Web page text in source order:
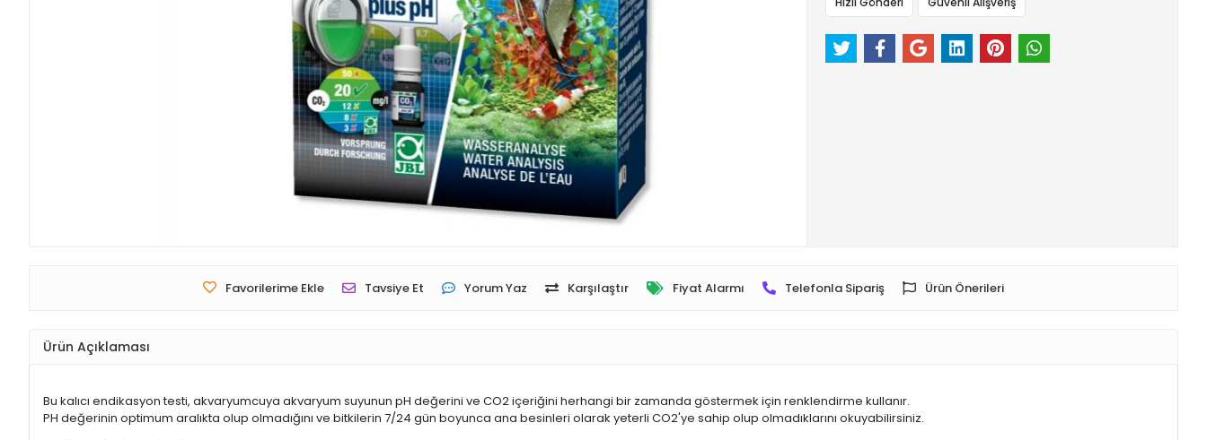
Favorilerime Ekle Tavsiye Et Yorum Yaz Karşılaştır Fiyat Alarmı Telefonla Sipariş Ürün Önerileri
Ürün Açıklaması
Bu kalıcı endikasyon testi, akvaryumcuya akvaryum suyunun pH değerini ve CO2 içeriğini herhangi bir zamanda göstermek için renklendirme kullanır.
PH değerinin optimum aralıkta olup olmadığını ve bitkilerin 7/24 gün boyunca ana besinleri olarak yeterli CO2'ye sahip olup olmadıklarını okuyabilirsiniz.